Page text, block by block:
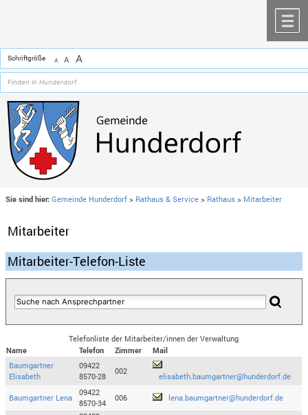
Schriftgröße A A A
Sie sind hier: Gemeinde Hunderdorf > Rathaus & Service > Rathaus > Mitarbeiter
Mitarbeiter
Mitarbeiter-Telefon-Liste
Telefonliste der Mitarbeiter/innen der Verwaltung
Name
Telefon Zimmer
Mail
Baumgartner
Elisabeth
09422
8570-28
002
elisabeth.baumgartner@hunderdorf.de
Baumgartner Lena
09422
8570-34
006 lena.baumgartner@hunderdorf.de